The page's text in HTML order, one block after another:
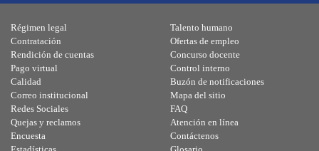
Régimen legal
Contratación
Rendición de cuentas
Pago virtual
Calidad
Talento humano
Ofertas de empleo
Concurso docente
Control interno
Buzón de notificaciones
Correo institucional
Redes Sociales
Quejas y reclamos
Encuesta
Mapa del sitio
FAQ
Atención en línea
Contáctenos